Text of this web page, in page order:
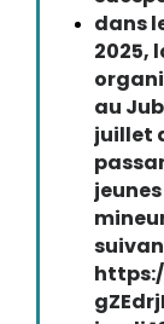
dans
2025,
au
juillet